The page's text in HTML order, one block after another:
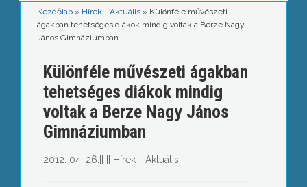
Kezdőlap » Hírek - Aktuális » Különféle művészeti
ágakban tehetséges diákok mindig voltak a Berze Nagy
János Gimnáziumban
Különféle művészeti ágakban
tehetséges diákok mindig
voltak a Berze Nagy János
Gimnáziumban
2012. 04. 26. Hírek - Aktuális